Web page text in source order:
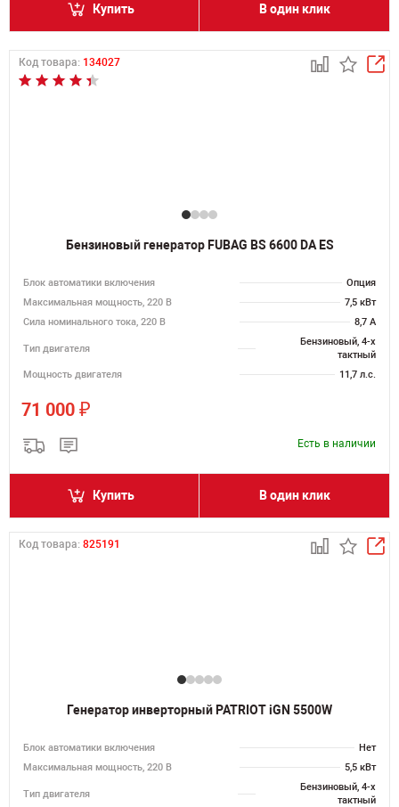
Купить В один клик
Код товара: 134027
Бензиновый генератор FUBAG BS 6600 DA ES
Блок автоматики включения
Опция
Максимальная мощность, 220 В
7,5 кВт
Сила номинального тока, 220 В
8,7 А
Тип двигателя
Бензиновый, 4-х
тактный
Мощность двигателя
11,7 л.с.
71 000 ₽
Есть в наличии
Купить В один клик
Код товара: 825191
Генератор инверторный PATRIOT iGN 5500W
Блок автоматики включения
Нет
Максимальная мощность, 220 В
5,5 кВт
Тип двигателя
Бензиновый, 4-х
тактный